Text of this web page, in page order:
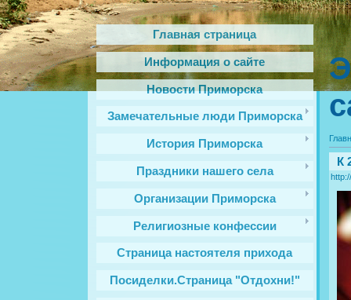
Главная страница
Информация о сайте
Новости Приморска
Замечательные люди Приморска
История Приморска
Праздники нашего села
Организации Приморска
Религиозные конфессии
Cтраница настоятеля прихода
Посиделки.Страница "Отдохни!"
К